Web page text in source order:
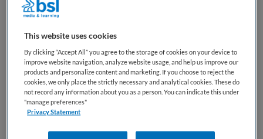
Niet nader bepaald
Vacature niet beschikbaar
Deze vacature Verpleegkundig specialist bij Parnassia
Groep is niet meer actueel. Hieronder staan enkele
vergelijkbare vacatures die voor u wellicht interessant zijn.
This website uses cookies
By clicking “Accept All” you agree to the storage of cookies on your device to
improve website navigation, analyze website usage, and help us improve our
products and personalize content and marketing. If you choose to reject the
cookies, we only place the strictly necessary and analytical cookies. These do
not record any information about you as a person. You can indicate this under
"manage preferences"
Privacy Statement